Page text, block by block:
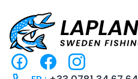
R
R
I